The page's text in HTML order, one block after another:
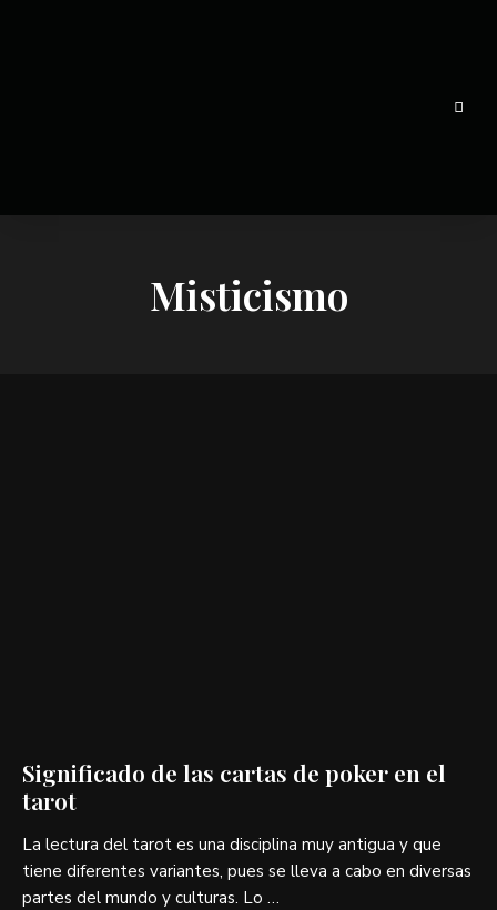
Misticismo
Significado de las cartas de poker en el
tarot
La lectura del tarot es una disciplina muy antigua y que
tiene diferentes variantes, pues se lleva a cabo en diversas
partes del mundo y culturas. Lo …